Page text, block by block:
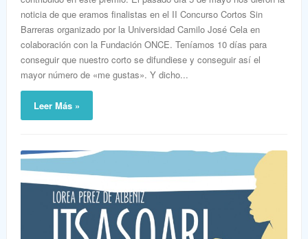
noticia de que eramos finalistas en el II Concurso Cortos Sin
Barreras organizado por la Universidad Camilo José Cela en
colaboración con la Fundación ONCE. Teníamos 10 días para
conseguir que nuestro corto se difundiese y conseguir así el
mayor número de «me gustas». Y dicho...
Leer Más »